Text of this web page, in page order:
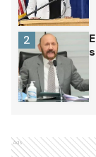
2
Ads